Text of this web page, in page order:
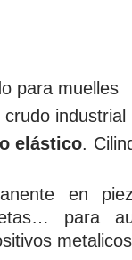
para muelles
industrial
elástico.
en
para
metalicos